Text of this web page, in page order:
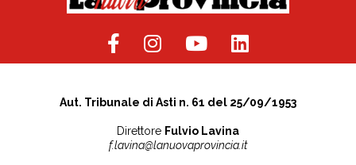
Aut. Tribunale di Asti n. 61 del 25/09/1953
Direttore Fulvio Lavina
f.lavina@lanuovaprovincia.it